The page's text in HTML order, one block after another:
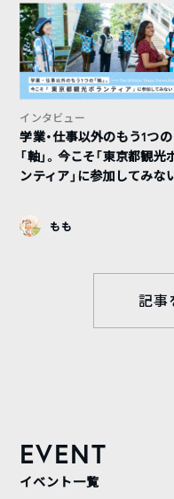
インタビュー
学業・仕事以外のもう1つの
「軸」。今こそ「東京都観光
ンティア」に参加してみな
もも
記事
EVENT
イベント一覧